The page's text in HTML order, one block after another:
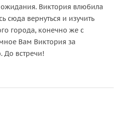
Виктория влюбила
сюда вернуться и изучить
города, конечно же с
Вам Виктория за
До встречи!